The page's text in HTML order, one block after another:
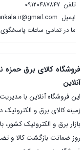
تلفن ۰۹۱۲۰۴۸۷۸۴۷
ایمیل
ما در تمامی ساعات
فروشگاه کالای برق حمزه
آنلاین
این فروشگاه آنلاین با
زمینه کالای برق و الکترونیک
روز ضمانت بازگشت کالا و